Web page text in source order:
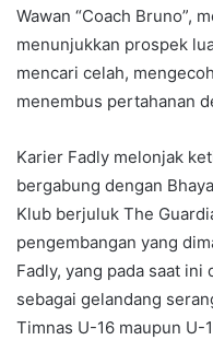
Wawan “Coach Bruno”,
menunjukkan prospek
mencari celah,
menembus pertahanan
Karier Fadly melonjak
bergabung dengan
Klub berjuluk The
pengembangan yang
Fadly, yang pada saat
sebagai gelandang
Timnas U-16 maupun U-